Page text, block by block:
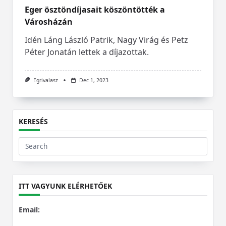
Eger ösztöndíjasait köszöntötték a
Városházán
Idén Láng László Patrik, Nagy Virág és Petz
Péter Jonatán lettek a díjazottak.
Egrivalasz Dec 1, 2023
KERESÉS
Search
for:
ITT VAGYUNK ELÉRHETŐEK
Email: